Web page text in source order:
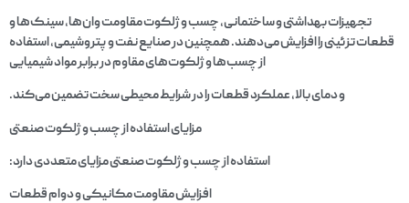
تجهیزات بهداشتی و ساختمانی، چسب و ژلکوت مقاومت وان‌ها، سینک‌ها و
قطعات تزئینی را افزایش می‌دهند. همچنین در صنایع نفت و پتروشیمی، استفاده
از چسب‌ها و ژلکوت‌های مقاوم در برابر مواد شیمیایی
و دمای بالا، عملکرد قطعات را در شرایط محیطی سخت تضمین می‌کند.
مزایای استفاده از چسب و ژلکوت صنعتی
استفاده از چسب و ژلکوت صنعتی مزایای متعددی دارد:
افزایش مقاومت مکانیکی و دوام قطعات